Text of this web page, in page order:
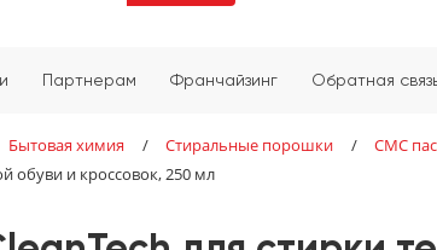
Партнерам Франчайзинг Обратная
Бытовая химия / Стиральные порошки /
СМС
обуви и кроссовок, 250 мл